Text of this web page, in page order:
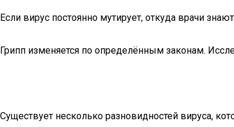
Если вирус постоянно мутирует, откуда врачи
Грипп изменяется по определённым законам.
Существует несколько разновидностей вируса,